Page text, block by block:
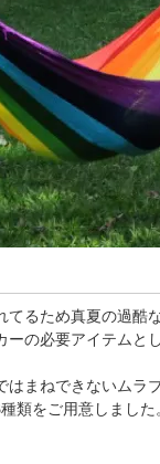
るため真夏の過
の必要アイテム
まねできないムラ
類をご用意しました